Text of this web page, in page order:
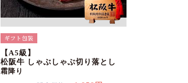
【A5級】
松阪牛 しゃぶしゃぶ切り落とし
霜降り